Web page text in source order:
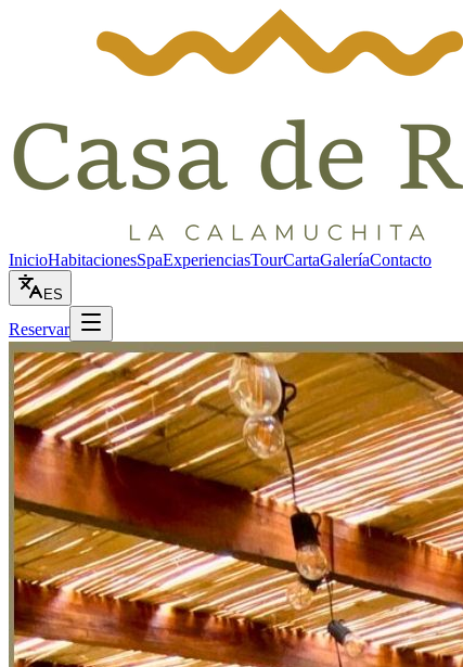
InicioHabitacionesSpaExperienciasTourCartaGaleríaContacto
ES
Reservar